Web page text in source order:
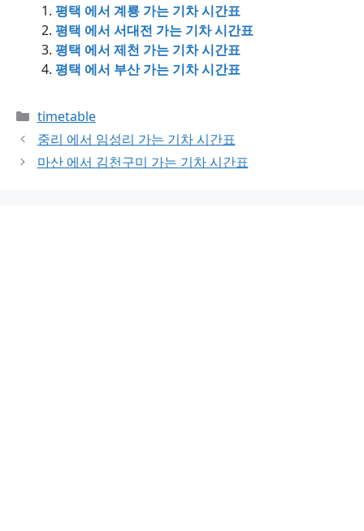
평택 에서 계룡 가는 기차 시간표
평택 에서 서대전 가는 기차 시간표
평택 에서 제천 가는 기차 시간표
평택 에서 부산 가는 기차 시간표
Categories
timetable
중리 에서 임성리 가는 기차 시간표
마산 에서 김천구미 가는 기차 시간표